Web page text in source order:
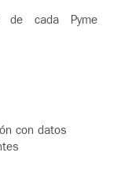
de cada Pyme
con datos